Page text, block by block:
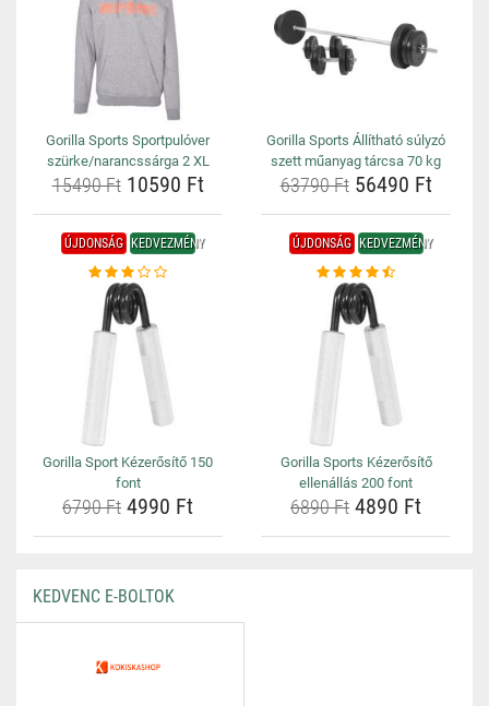
Gorilla Sports Sportpulóver
szürke/narancssárga 2 XL
15490 Ft10590 Ft
Gorilla Sports Állítható súlyzó
szett műanyag tárcsa 70 kg
63790 Ft56490 Ft
ÚJDONSÁG KEDVEZMÉNY
Gorilla Sport Kézerősítő 150
font
6790 Ft 4990 Ft
ÚJDONSÁG KEDVEZMÉNY
Gorilla Sports Kézerősítő
ellenállás 200 font
6890 Ft 4890 Ft
KEDVENC E-BOLTOK